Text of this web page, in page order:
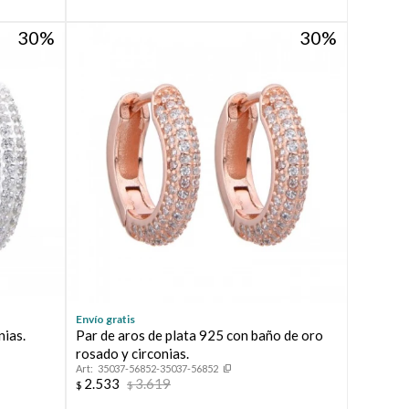
30 30
Envío gratis
Par de aros de plata 925 con baño de oro
rosado y circonias.
35037-56852-35037-56852
$ 2.533 $3.619